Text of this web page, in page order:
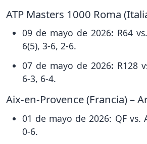
ATP Masters 1000 Roma
09 de mayo de 2026: R64
6(5), 3-6, 2-6.
07 de mayo de 2026: R128
6-3, 6-4.
Aix-en-Provence (Francia) –
01 de mayo de 2026: QF vs.
0-6.